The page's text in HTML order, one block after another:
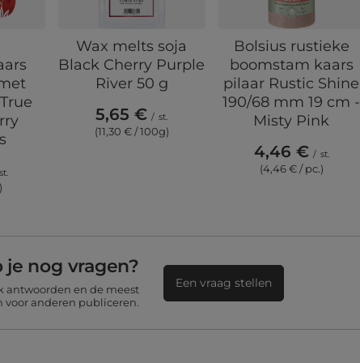
st.
Wax melts soja
Black Cherry Purple
River 50 g
5,65 € / st.
(11,30 € / 100g)
Bolsius rustieke
boomstam kaars
pilaar Rustic Shine
190/68 mm 19 cm -
Misty Pink
4,46 € / st.
(4,46 € / pc.)
nog vragen?
antwoorden en de meest
voor anderen publiceren.
Een vraag stellen